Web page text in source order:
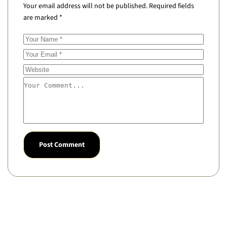
Your email address will not be published. Required fields
are marked *
Post Comment